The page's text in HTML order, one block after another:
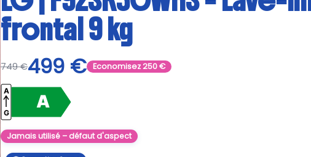
frontal 9 kg
749€499 € Economisez250€
Jamais utilisé – défaut d'aspect